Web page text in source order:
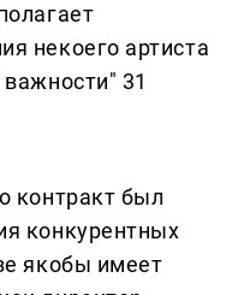
некоего артиста
31
контракт был
конкурентных
якобы имеет